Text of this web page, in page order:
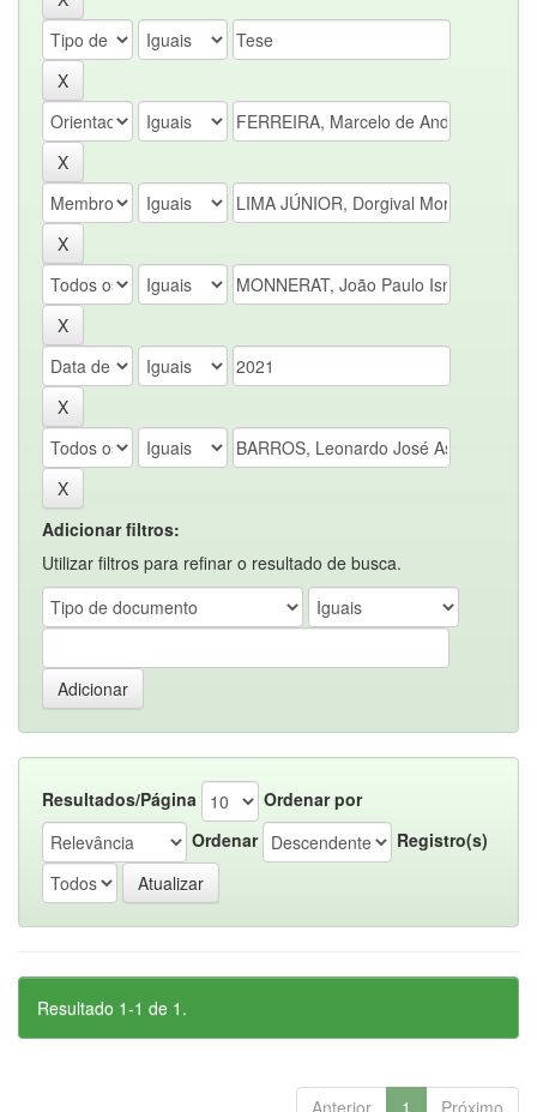
Adicionar filtros:
Utilizar filtros para refinar o resultado de busca.
Resultados/Página
Ordenar por
Ordenar
Registro(s)
Resultado 1-1 de 1.
Anterior 1 Próximo